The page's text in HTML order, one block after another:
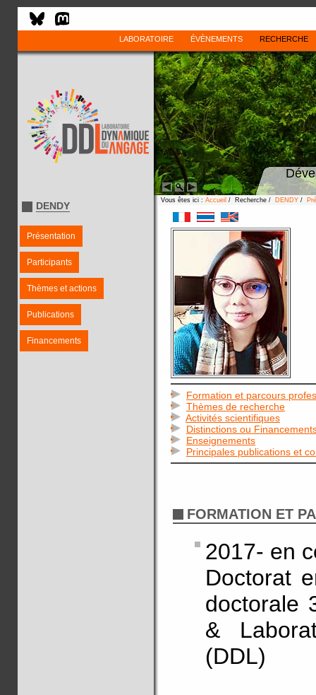
LABORATOIRE ÉVÈNEMENTS RECHERCHE
DENDY
Présentation
Participants
Thèmes et actions
Publications
Financements
Vous êtes ici : Accueil / Recherche / DENDY /
Formation et parcours
Thèmes de recherche
Activités scientifiques
Distinctions ou
Enseignements
Principales publications et
FORMATION ET
2017- en
Doctorat
doctorale
&
(DDL)